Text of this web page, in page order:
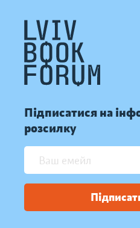
Підписатися на
розсилку